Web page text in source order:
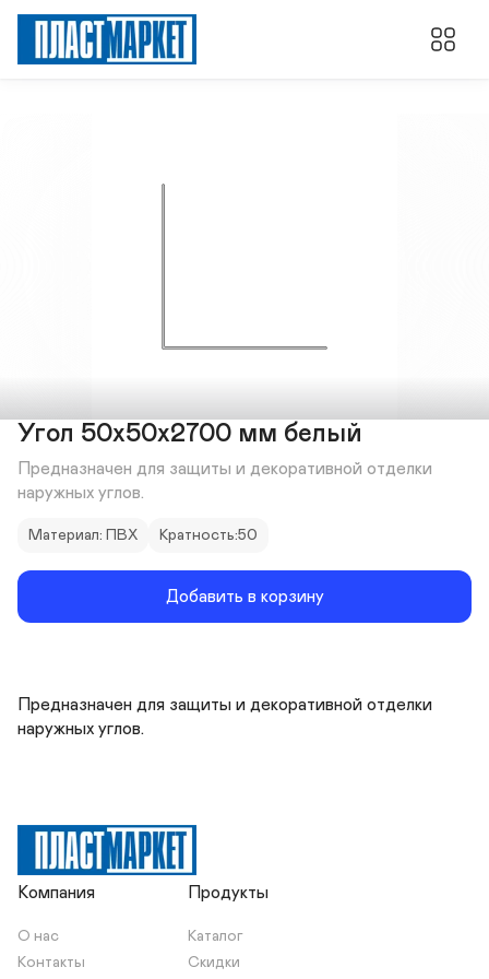
Угол 50х50х2700 мм белый
Предназначен для защиты и декоративной отделки
наружных углов.
Материал: ПВХ Кратность:50
Добавить в корзину
Предназначен для защиты и декоративной отделки
наружных углов.
Компания
О нас
Контакты
Продукты
Каталог
Скидки